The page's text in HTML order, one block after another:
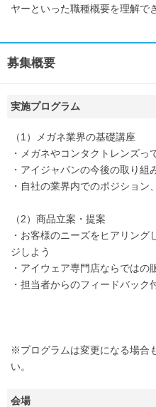
ヤーといった職種概要を理解で
募集概要
実施プログラム
（1）メガネ業界の基礎講座
・メガネやコンタクトレンズっ
・アイジャパンの今後の取り組
・自社の業界内でのポジション
（2）商品立案・提案
・お客様のニーズをヒアリン
ジしよう
・アイウェア専門店ならではの
・担当者からのフィードバック
※プログラムは変更になる場合
い。
会場